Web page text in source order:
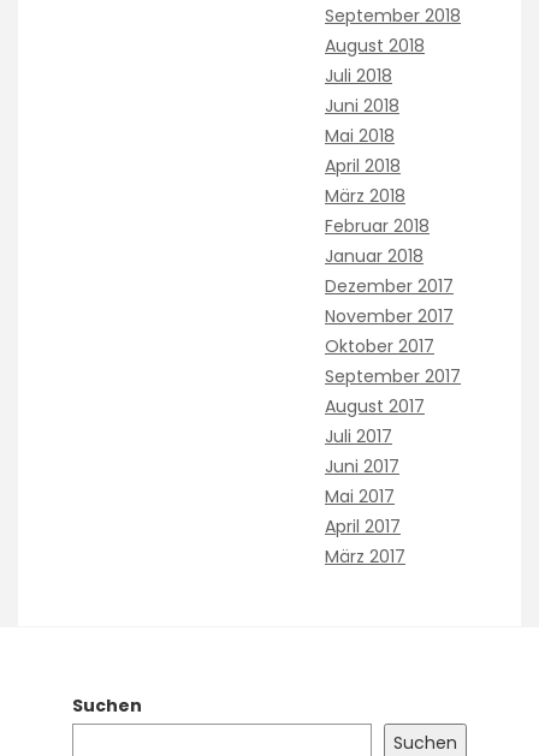
September 2018
August 2018
Juli 2018
Juni 2018
Mai 2018
April 2018
März 2018
Februar 2018
Januar 2018
Dezember 2017
November 2017
Oktober 2017
September 2017
August 2017
Juli 2017
Juni 2017
Mai 2017
April 2017
März 2017
Suchen
Suchen